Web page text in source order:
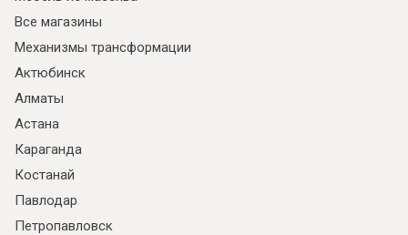
Все магазины
Механизмы трансформации
Актюбинск
Алматы
Астана
Караганда
Костанай
Павлодар
Петропавловск